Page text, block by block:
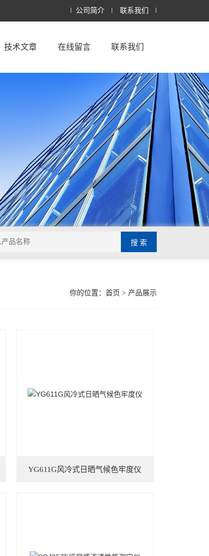
公司简介 联系我们
技术文章 在线留言 联系我们
你的位置： 首页 > 产品展示
YG611G风冷式日晒气候色牢度仪